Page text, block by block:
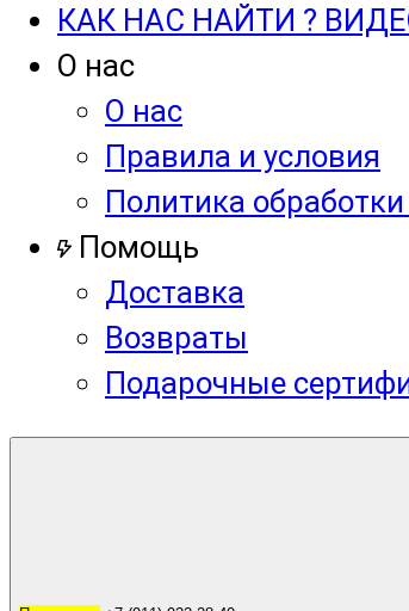
КАК НАС НАЙТИ ?
О нас
О нас
Правила и условия
Политика
Помощь
Доставка
Возвраты
Подарочные